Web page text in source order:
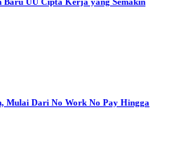
Mulai Dari No Work No Pay Hingga